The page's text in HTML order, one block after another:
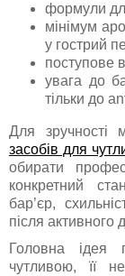
формули
мінімум
у гострий
поступове
увага до
тільки до
Для зручності
засобів для
обирати
конкретний
бар’єр,
після активного
Головна ідея
чутливою, її